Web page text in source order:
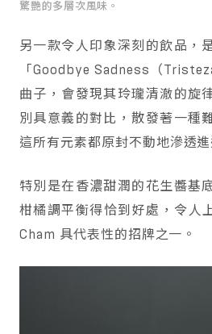
驚艷的多層次風味。
另一款令人印象深刻的飲品，
「Goodbye Sadness（
曲子，會發現其玲瓏清澈的旋
別具意義的對比，散發著一種
這所有元素都原封不動地滲透進
特別是在香濃甜潤的花生醬基
柑橘調平衡得恰到好處，令人
Cham 具代表性的招牌之一。